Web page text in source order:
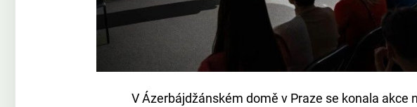
V Ázerbájdžánském domě v Praze se konala akce